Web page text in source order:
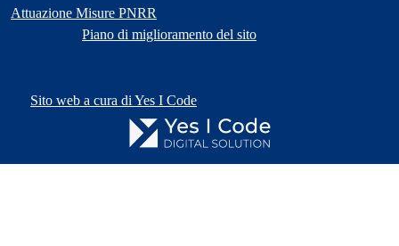
Attuazione Misure PNRR
Piano di miglioramento del sito
Sito web a cura di Yes I Code